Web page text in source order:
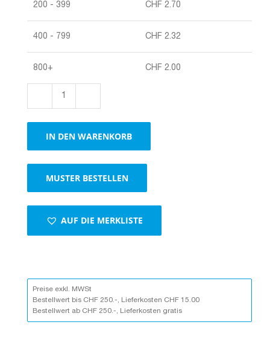
200 - 399 CHF 2.70
400 - 799 CHF 2.32
800+ CHF 2.00
braun
Menge
IN DEN WARENKORB
MUSTER BESTELLEN
AUF DIE MERKLISTE
Preise exkl. MWSt
Bestellwert bis CHF 250.-, Lieferkosten CHF 15.00
Bestellwert ab CHF 250.-, Lieferkosten gratis